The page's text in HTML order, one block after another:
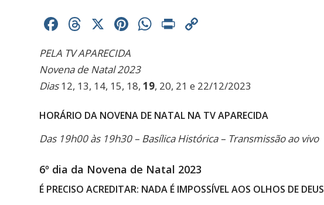
Facebook
Threads
X Pinterest
WhatsApp
Print
PELA TV APARECIDA
Novena de Natal 2023
Dias12, 13, 14, 15, 18, 19, 20, 21 e 22/12/2023
HORÁRIO DA NOVENA DE NATAL NA TV APARECIDA
Das 19h00 às 19h30 – Basílica Histórica – Transmissão ao vivo
6º dia da Novena de Natal 2023
É PRECISO ACREDITAR: NADA É IMPOSSÍVEL AOS OLHOS DE DEUS